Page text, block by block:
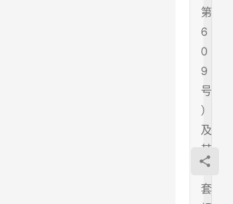
第
6
0
9
号
）
及
其
配
套